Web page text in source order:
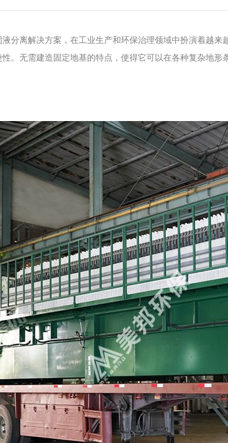
分离解决方案，在工业生产和环保治理领域中扮演着越
。无需建造固定地基的特点，使得它可以在各种复杂地